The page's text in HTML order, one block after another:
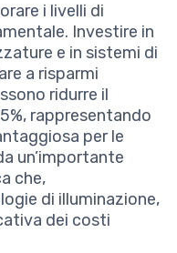
i livelli di
Investire in
e in sistemi di
a risparmi
ridurre il
rappresentando
per le
un’importante
che,
di illuminazione,
dei costi